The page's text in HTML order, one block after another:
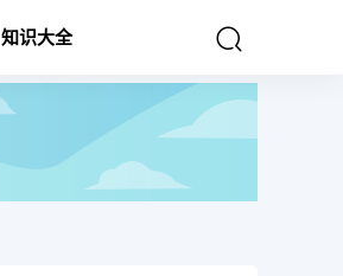
知识大全